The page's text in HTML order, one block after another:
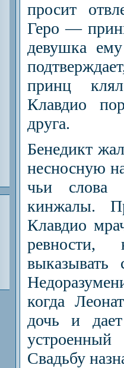
просит
Геро —
девушка
принц
Клавдио
друга.
Бенедикт
несносную
чьи слова
кинжалы.
Клав­дио
ревности,
выказывать
когда
дочь и
Свадьбу